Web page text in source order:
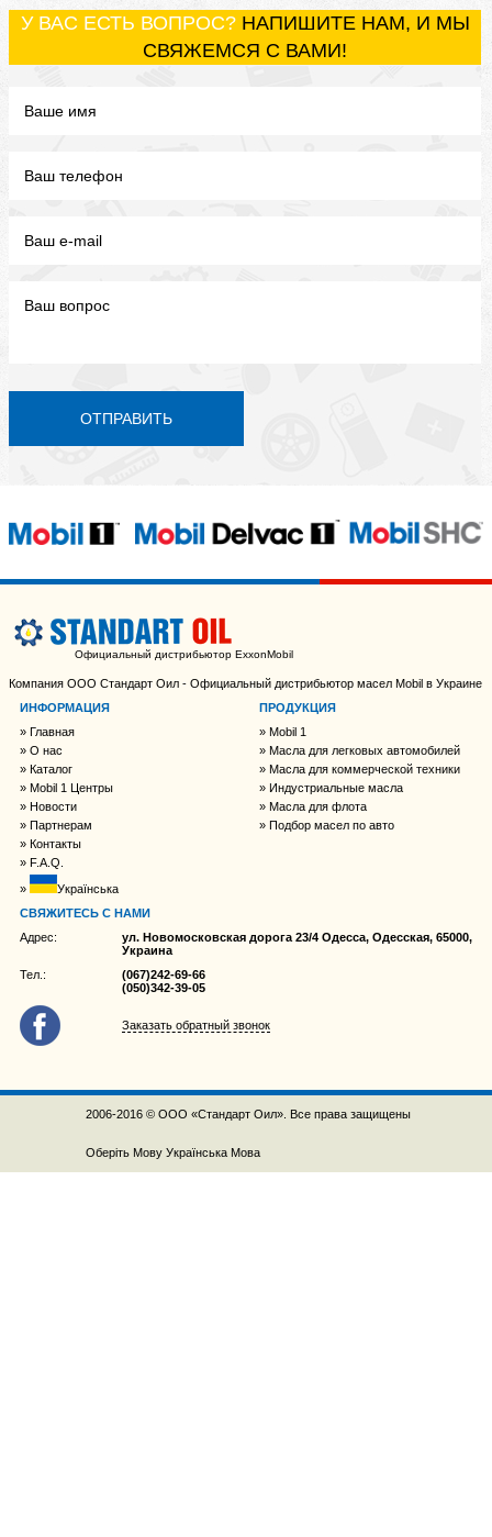
У ВАС ЕСТЬ ВОПРОС? НАПИШИТЕ НАМ, И МЫ
СВЯЖЕМСЯ С ВАМИ!
ОТПРАВИТЬ
Официальный дистрибьютор ExxonMobil
Компания ООО Стандарт Оил - Официальный дистрибьютор масел Mobil в Украине
ИНФОРМАЦИЯ
Главная
О нас
Каталог
Mobil 1 Центры
Новости
Партнерам
Контакты
F.A.Q.
Українська
ПРОДУКЦИЯ
Mobil 1
Масла для легковых автомобилей
Масла для коммерческой техники
Индустриальные масла
Масла для флота
Подбор масел по авто
СВЯЖИТЕСЬ С НАМИ
Адрес:
ул. Новомосковская дорога 23/4 Одесса, Одесская, 65000,
Украина
Тел.:
(067)242-69-66
(050)342-39-05
Заказать обратный звонок
2006-2016 © ООО «Стандарт Оил». Все права защищены
Оберіть Мову Українська Мова